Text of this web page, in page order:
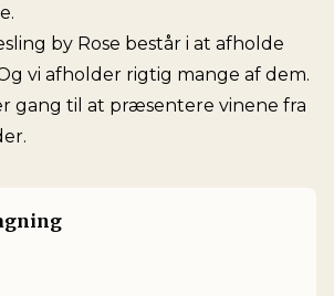
by Rose består i at afholde
vi afholder rigtig mange af dem.
gang til at præsentere vinene fra